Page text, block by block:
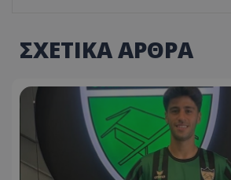
ΣΧΕΤΙΚΑ ΑΡΘΡΑ